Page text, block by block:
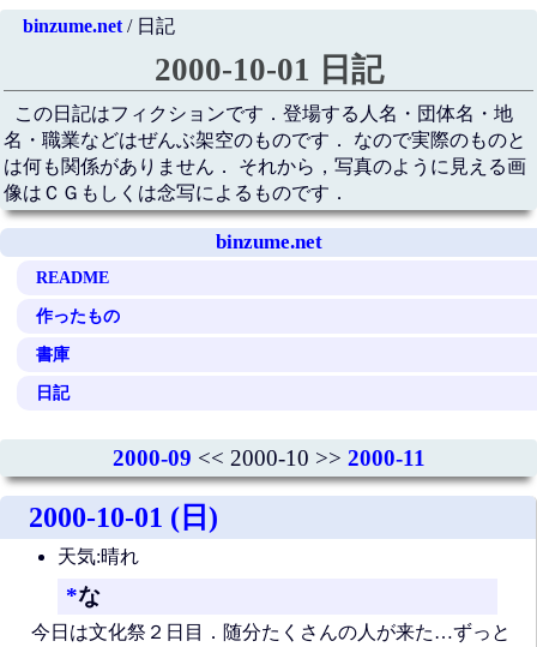
binzume.net/ 日記
2000-10-01 日記
この日記はフィクションです．登場する人名・団体名・地
名・職業などはぜんぶ架空のものです． なので実際のものと
は何も関係がありません． それから，写真のように見える画
像はＣＧもしくは念写によるものです．
binzume.net
README
作ったもの
書庫
日記
2000-09 << 2000-10 >> 2000-11
2000-10-01 (日)
天気:晴れ
*な
今日は文化祭２日目．随分たくさんの人が来た…ずっと